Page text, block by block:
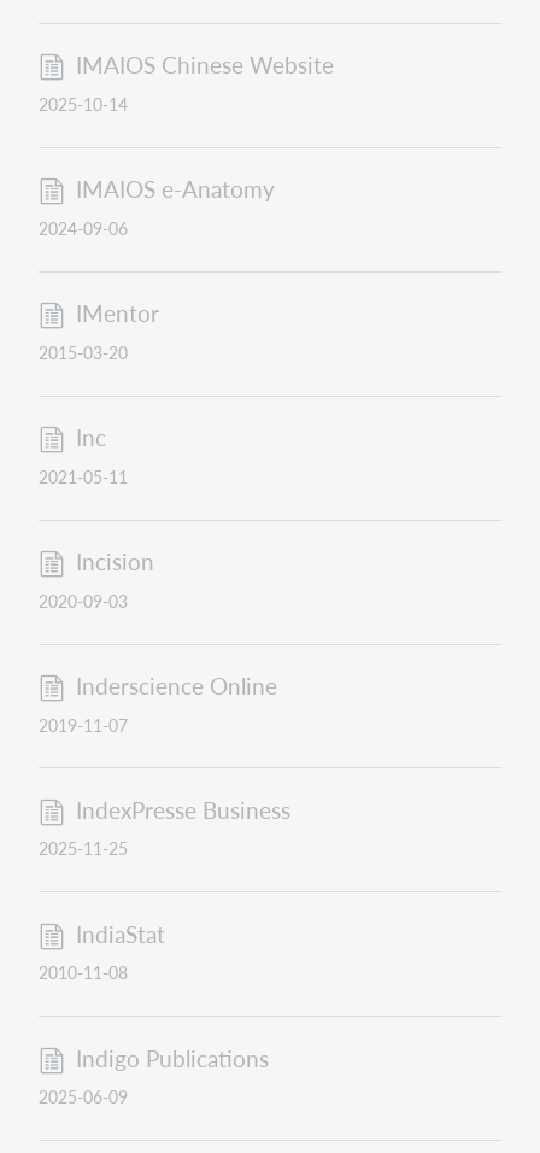
IMAIOS Chinese Website
2025-10-14
IMAIOS e-Anatomy
2024-09-06
IMentor
2015-03-20
Inc
2021-05-11
Incision
2020-09-03
Inderscience Online
2019-11-07
IndexPresse Business
2025-11-25
IndiaStat
2010-11-08
Indigo Publications
2025-06-09